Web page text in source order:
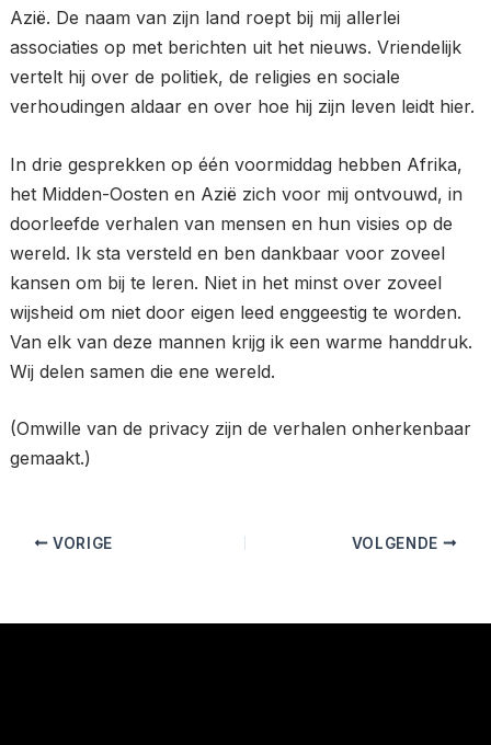
Azië. De naam van zijn land roept bij mij allerlei
associaties op met berichten uit het nieuws. Vriendelijk
vertelt hij over de politiek, de religies en sociale
verhoudingen aldaar en over hoe hij zijn leven leidt hier.
In drie gesprekken op één voormiddag hebben Afrika,
het Midden-Oosten en Azië zich voor mij ontvouwd, in
doorleefde verhalen van mensen en hun visies op de
wereld. Ik sta versteld en ben dankbaar voor zoveel
kansen om bij te leren. Niet in het minst over zoveel
wijsheid om niet door eigen leed enggeestig te worden.
Van elk van deze mannen krijg ik een warme handdruk.
Wij delen samen die ene wereld.
(Omwille van de privacy zijn de verhalen onherkenbaar
gemaakt.)
VORIGE VOLGENDE